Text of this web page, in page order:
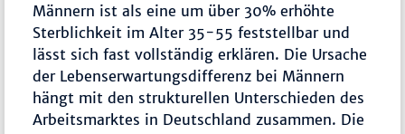
Männern ist als eine um über 30% erhöhte
Sterblichkeit im Alter 35-55 feststellbar und
lässt sich fast vollständig erklären. Die Ursache
der Lebenserwartungsdifferenz bei Männern
hängt mit den strukturellen Unterschieden des
Arbeitsmarktes in Deutschland zusammen. Die